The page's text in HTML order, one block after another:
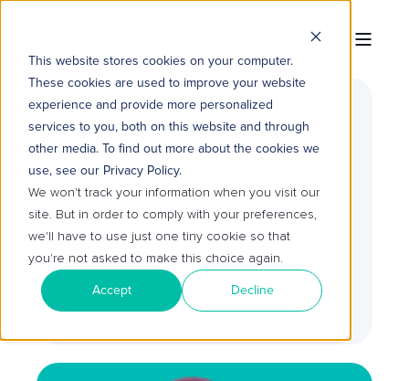
This website stores cookies on your computer.
These cookies are used to improve your website
experience and provide more personalized
services to you, both on this website and through
other media. To find out more about the cookies we
use, see our Privacy Policy.
We won't track your information when you visit our
site. But in order to comply with your preferences,
we'll have to use just one tiny cookie so that
you're not asked to make this choice again.
Accept Decline
Conhecimento
ilimitado
crescimento
Insights práticos, boas práticas e inovação
aplicável para quem busca performance e